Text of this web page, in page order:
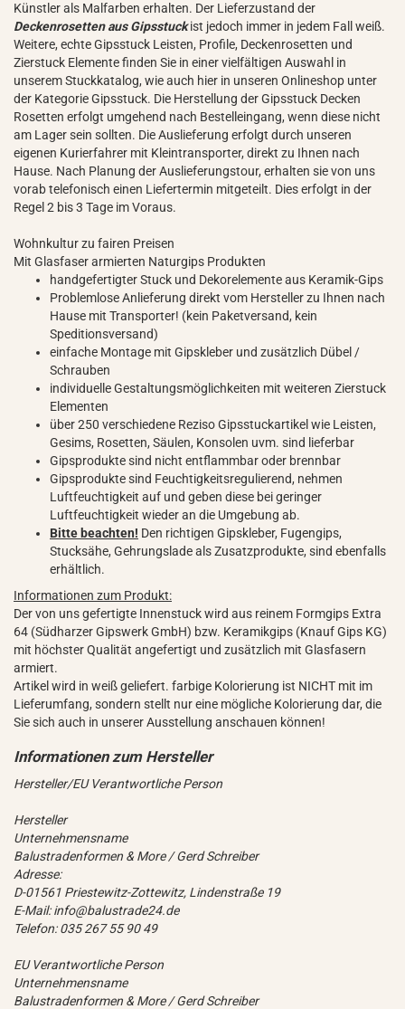
Künstler als Malfarben erhalten. Der Lieferzustand der
Deckenrosetten aus Gipsstuckist jedoch immer in jedem Fall weiß.
Weitere, echte Gipsstuck Leisten, Profile, Deckenrosetten und
Zierstuck Elemente finden Sie in einer vielfältigen Auswahl in
unserem Stuckkatalog, wie auch hier in unseren Onlineshop unter
der Kategorie Gipsstuck. Die Herstellung der Gipsstuck Decken
Rosetten erfolgt umgehend nach Bestelleingang, wenn diese nicht
am Lager sein sollten. Die Auslieferung erfolgt durch unseren
eigenen Kurierfahrer mit Kleintransporter, direkt zu Ihnen nach
Hause. Nach Planung der Auslieferungstour, erhalten sie von uns
vorab telefonisch einen Liefertermin mitgeteilt. Dies erfolgt in der
Regel 2 bis 3 Tage im Voraus.
Wohnkultur zu fairen Preisen
Mit Glasfaser armierten Naturgips Produkten
handgefertigter Stuck und Dekorelemente aus Keramik-Gips
Problemlose Anlieferung direkt vom Hersteller zu Ihnen nach
Hause mit Transporter! (kein Paketversand, kein
Speditionsversand)
einfache Montage mit Gipskleber und zusätzlich Dübel /
Schrauben
individuelle Gestaltungsmöglichkeiten mit weiteren Zierstuck
Elementen
über 250 verschiedene Reziso Gipsstuckartikel wie Leisten,
Gesims, Rosetten, Säulen, Konsolen uvm. sind lieferbar
Gipsprodukte sind nicht entflammbar oder brennbar
Gipsprodukte sind Feuchtigkeitsregulierend, nehmen
Luftfeuchtigkeit auf und geben diese bei geringer
Luftfeuchtigkeit wieder an die Umgebung ab.
Bitte beachten! Den richtigen Gipskleber, Fugengips,
Stucksähe, Gehrungslade als Zusatzprodukte, sind ebenfalls
erhältlich.
Informationen zum Produkt:
Der von uns gefertigte Innenstuck wird aus reinem Formgips Extra
64 (Südharzer Gipswerk GmbH) bzw. Keramikgips (Knauf Gips KG)
mit höchster Qualität angefertigt und zusätzlich mit Glasfasern
armiert.
Artikel wird in weiß geliefert. farbige Kolorierung ist NICHT mit im
Lieferumfang, sondern stellt nur eine mögliche Kolorierung dar, die
Sie sich auch in unserer Ausstellung anschauen können!
Hersteller/EU Verantwortliche Person
Hersteller
Unternehmensname
Balustradenformen & More / Gerd Schreiber
Adresse:
D-01561 Priestewitz-Zottewitz, Lindenstraße 19
E-Mail: info@balustrade24.de
Telefon: 035 267 55 90 49
EU Verantwortliche Person
Unternehmensname
Balustradenformen & More / Gerd Schreiber